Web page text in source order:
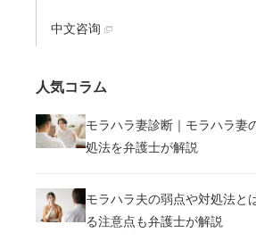
中文咨询
人気コラム
モラハラ妻診断｜モラハラ妻
処法を弁護士が解説
モラハラ夫の弱点や対処法と
る注意点も弁護士が解説